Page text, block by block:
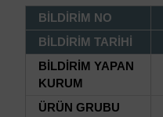
BİLDİRİM NO
BİLDİRİM TARİHİ
BİLDİRİM YAPAN
KURUM
ÜRÜN GRUBU